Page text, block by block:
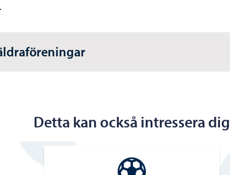
Detta kan också intressera dig